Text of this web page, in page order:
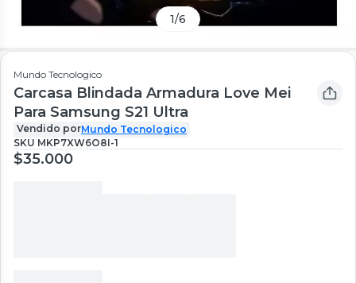
1/6
Mundo Tecnologico
Carcasa Blindada Armadura Love Mei
Para Samsung S21 Ultra
Vendido porMundo Tecnologico
SKU MKP7XW6O8I-1
$35.000